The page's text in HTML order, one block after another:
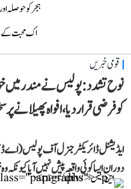
ہجر کو حوصلہ
اک محبت کے
قومی خبریں
نوح تشدد: پولیس نے مندر میں
کو فرضی قرار دیا، افواہ پھیلانے پر
ایڈیشنل ڈائریکٹر جنرل آف پولیس
دوران ایسا کوئی واقعہ پیش نہیں آیا کیونکہ